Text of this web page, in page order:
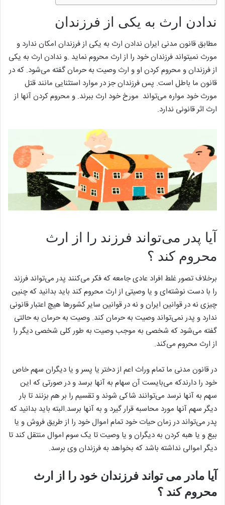
ندادن ارث به یکی از فرزندان
مطابق قانون مدنی ایران ندادن ارث به یکی از فرزندان امکان ندارد و
مورث نمیتواند فرزندان خود را از ارث محروم نماید .و ندادن ارث به یکی
از فرزندان و محروم کردن او و ارث وصیت به حرمان گفته می‌شود. که در
قانون ما باطل است. پس فرزندان جز در موارد استثنایی مانند قتل
مورث خود مواره می‌تواند مورخ خود ارث ببرند. و محروم کردن آنها از
ارث اثر قانونی ندارد.
آیا پدر می‌تواند فرزند را از ارث
محروم کند ؟
برخلاف تصور غلط افراد عادی جامعه که فکر می‌کنند پدر می‌تواند فرزند
را با دست نوشته‌ای و یا وصیتی از ارث محروم کند باید بدانید که چنین
چیزی نه در قوانین ایران و نه در قوانین سایر کشورها هیچ اعتبار قانونی
ندارد و پدر نمی‌تواند وصیت به حرمان کند. وصیت به حرمان به حالتی
گفته می‌شود که شخصی به موجب وصیت به طور کلی شخصی دیگر را
از ارث محروم می‌کند.
در قانون مدنی ما تمام وراث اعم از دختر یا پسر و یا دیگران سهم خاص
خود را دارندکه می‌بایست آن سهام به آنها برسد و در صورتی که این
سهم به آنها نرسد می‌توانند شاکی شوند و تقسیم را بر هم بزنند تا بار
دیگر سهم آنها مورد محاسبه قرار گیرد و به آنها برسد.البته باید بدانید که
پدر می‌تواند در زمان حیات خود تمام اموال خود را از طریق فروش و یا
بیع و یا هبه کردن به دیگران و یا وصیت تا یک سوم اموال منتقل کند تا
دیگر اموالی نداشته باشد که بخواهد به فرزندان وی برسد.
آیا مادر می تواند فرزندان خود را از ارث
محروم کند ؟